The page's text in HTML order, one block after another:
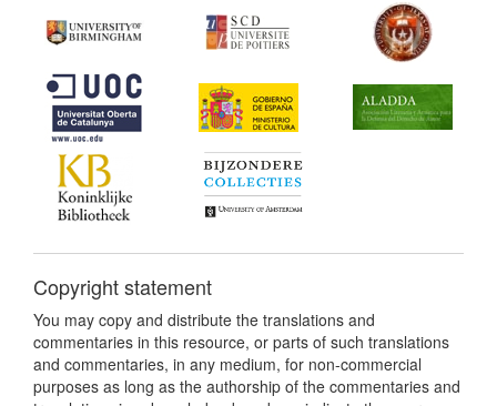
Copyright statement
You may copy and distribute the translations and
commentaries in this resource, or parts of such translations
and commentaries, in any medium, for non-commercial
purposes as long as the authorship of the commentaries and